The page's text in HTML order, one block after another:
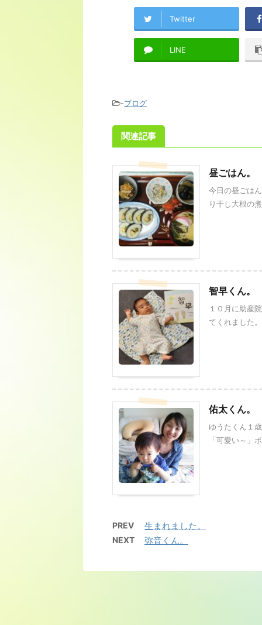
Twitter
LINE
-ブログ
関連記事
昼ごはん。
今日の昼ごは
り干し大根の
智早くん。
１０月に助産
てくれました
佑太くん。
ゆうたくん１
「可愛い～」
PREV 生まれました。
NEXT 弥音くん。